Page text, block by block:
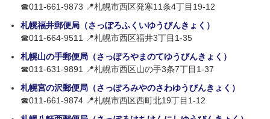
☎011-661-9873 📍札幌市西区発寒11条4丁目19-12
札幌福井郵便局（さっぽろふくいゆうびんきょく）
☎011-664-9511 📍札幌市西区福井3丁目1-35
札幌山の手郵便局（さっぽろやまのてゆうびんきょく）
☎011-631-9891 📍札幌市西区山の手3条7丁目1-37
札幌宮の沢郵便局（さっぽろみやのさわゆうびんきょく）
☎011-661-9874 📍札幌市西区西町北19丁目1-12